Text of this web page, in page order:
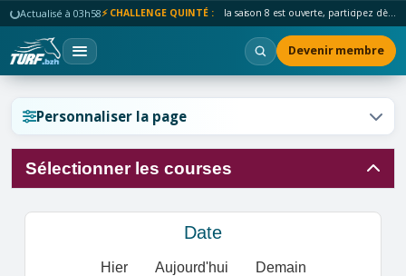
Actualisé à 03h58⚡ CHALLENGE QUINTÉ : la saison 8 est ouverte, participez dès maintenant !
Devenir membre
Personnaliser la page
Sélectionner les courses
Date
Hier Aujourd'hui Demain
Réinitialiser l'affichage ?
Réinitialiser